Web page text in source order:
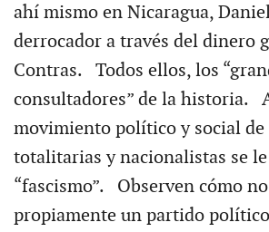
ahí mismo en Nicaragua,
derrocador a través del dinero
Contras. Todos ellos, los
consultadores” de la historia.
movimiento político y social de
totalitarias y nacionalistas se
“fascismo”. Observen cómo
propiamente un partido